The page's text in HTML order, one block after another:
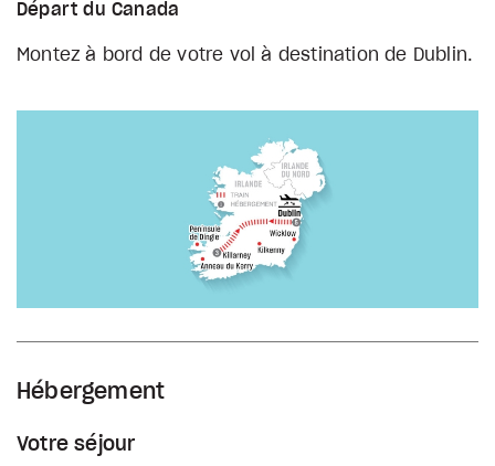
Départ du Canada
Montez à bord de votre vol à destination de Dublin.
Hébergement
Votre séjour